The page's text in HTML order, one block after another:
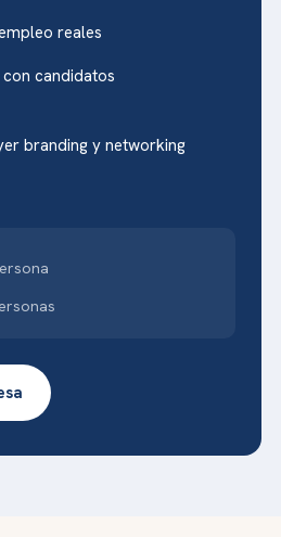
reales
candidatos
branding y networking